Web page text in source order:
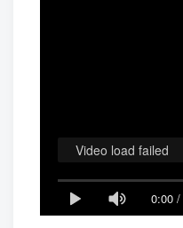
0:00 /
Video load failed